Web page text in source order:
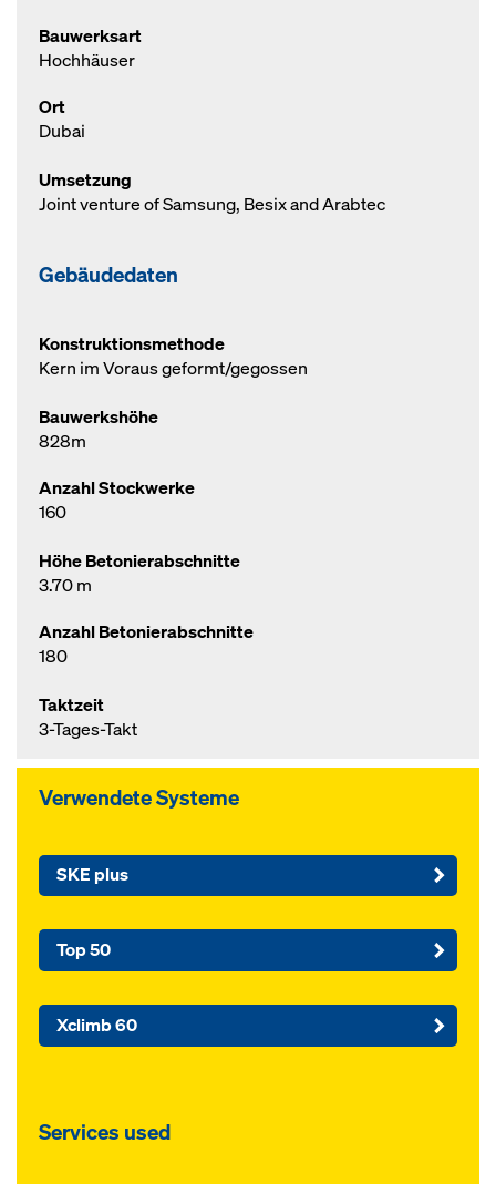
Bauwerksart
Hochhäuser
Ort
Dubai
Umsetzung
Joint venture of Samsung, Besix and Arabtec
Gebäudedaten
Konstruktionsmethode
Kern im Voraus geformt/gegossen
Bauwerkshöhe
828m
Anzahl Stockwerke
160
Höhe Betonierabschnitte
3.70 m
Anzahl Betonierabschnitte
180
Taktzeit
3-Tages-Takt
Verwendete Systeme
SKE plus
Top 50
Xclimb 60
Services used